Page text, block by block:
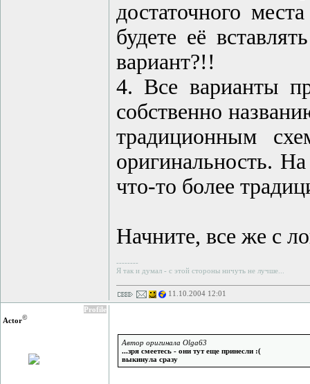
достаточного
будете её
вариант?!!
4. Все варианты
собственно
традиционным
оригинальность.
что-то более
Начните, все же с
--------
Я так и думал - с этой стороны ничуть не лучше...
11.10.2004 12:01
Profile
Actor©
Автор оригинала Olga63
...зря смеетесь - они тут еще принесли :(
выкинула сразу